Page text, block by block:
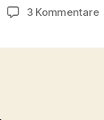
3 Kommentarezu